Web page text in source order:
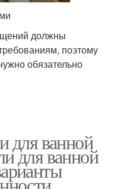
должны
поэтому
обязательно
для ванной
для ванной